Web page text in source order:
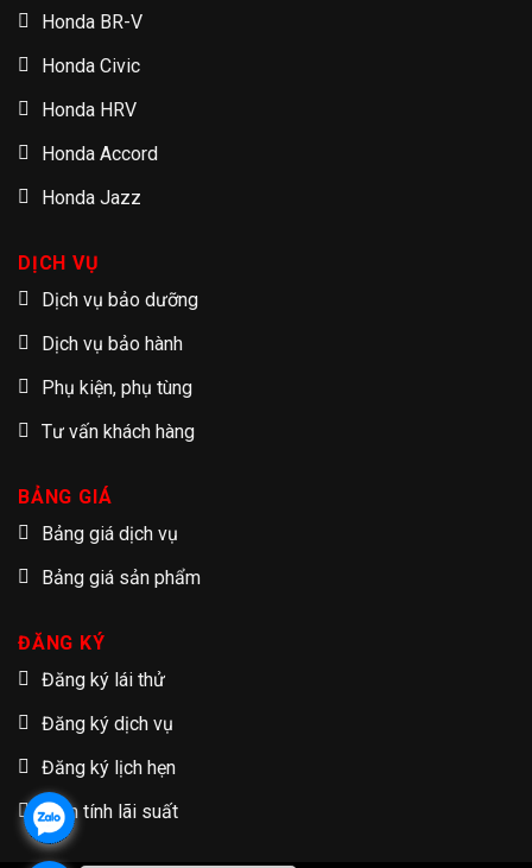
Honda BR-V
Honda Civic
Honda HRV
Honda Accord
Honda Jazz
DỊCH VỤ
Dịch vụ bảo dưỡng
Dịch vụ bảo hành
Phụ kiện, phụ tùng
Tư vấn khách hàng
BẢNG GIÁ
Bảng giá dịch vụ
Bảng giá sản phẩm
ĐĂNG KÝ
Đăng ký lái thử
Đăng ký dịch vụ
Đăng ký lịch hẹn
Tạm tính lãi suất